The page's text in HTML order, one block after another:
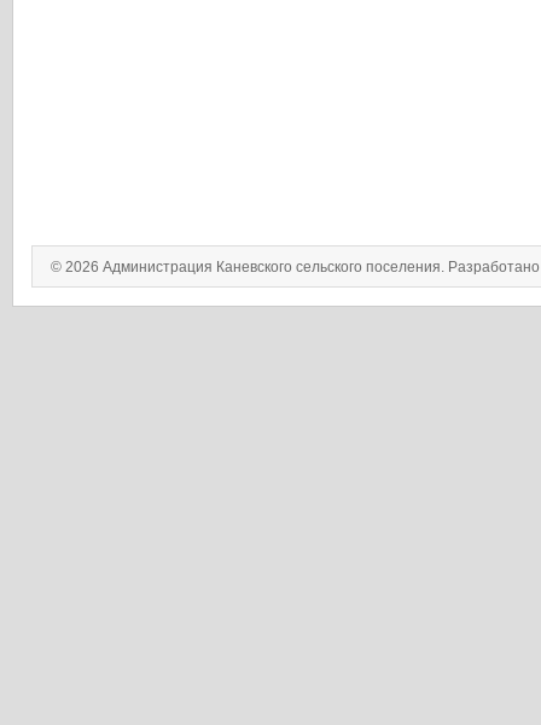
© 2026 Администрация Каневского сельского поселения.